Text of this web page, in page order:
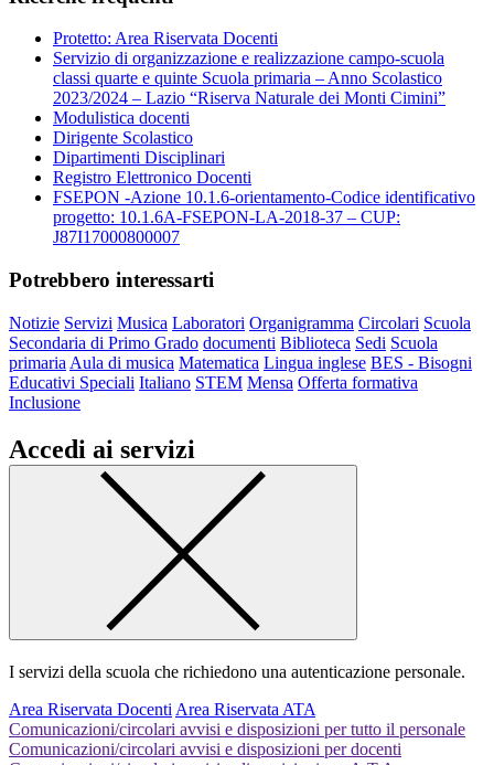
Protetto: Area Riservata Docenti
Servizio di organizzazione e realizzazione campo-scuola
classi quarte e quinte Scuola primaria – Anno Scolastico
2023/2024 – Lazio “Riserva Naturale dei Monti Cimini”
Modulistica docenti
Dirigente Scolastico
Dipartimenti Disciplinari
Registro Elettronico Docenti
FSEPON -Azione 10.1.6-orientamento-Codice identificativo
progetto: 10.1.6A-FSEPON-LA-2018-37 – CUP:
J87I17000800007
Potrebbero interessarti
Notizie Servizi Musica Laboratori Organigramma Circolari Scuola
Secondaria di Primo Grado documenti Biblioteca Sedi Scuola
primaria Aula di musica Matematica Lingua inglese BES - Bisogni
Educativi Speciali Italiano STEM Mensa Offerta formativa
Inclusione
Accedi ai servizi
I servizi della scuola che richiedono una autenticazione personale.
Area Riservata Docenti Area Riservata ATA
Comunicazioni/circolari avvisi e disposizioni per tutto il personale
Comunicazioni/circolari avvisi e disposizioni per docenti